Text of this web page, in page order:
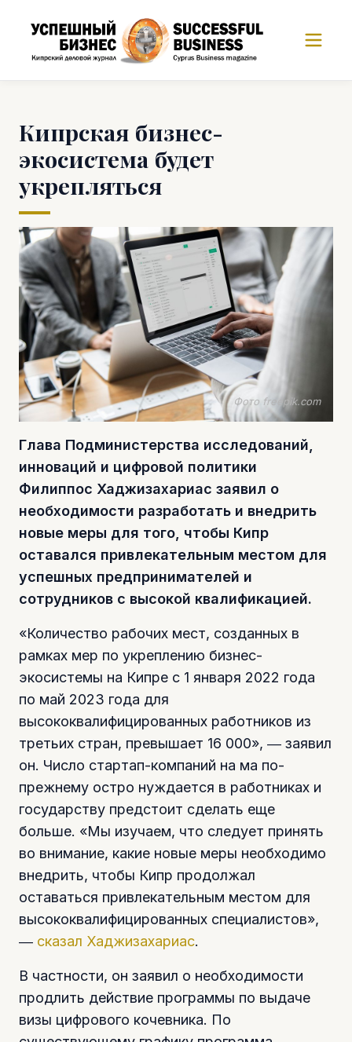
Кипрская бизнес-
экосистема будет
укрепляться
Фото freepik.com
Глава Подминистерства исследований,
инноваций и цифровой политики
Филиппос Хаджизахариас заявил о
необходимости разработать и внедрить
новые меры для того, чтобы Кипр
оставался привлекательным местом для
успешных предпринимателей и
сотрудников с высокой квалификацией.
«Количество рабочих мест, созданных в
рамках мер по укреплению бизнес-
экосистемы на Кипре с 1 января 2022 года
по май 2023 года для
высококвалифицированных работников из
третьих стран, превышает 16 000», ― заявил
он. Число стартап-компаний на ма по-
прежнему остро нуждается в работниках и
государству предстоит сделать еще
больше. «Мы изучаем, что следует принять
во внимание, какие новые меры необходимо
внедрить, чтобы Кипр продолжал
оставаться привлекательным местом для
высококвалифицированных специалистов»,
― сказал Хаджизахариас.
В частности, он заявил о необходимости
продлить действие программы по выдаче
визы цифрового кочевника. По